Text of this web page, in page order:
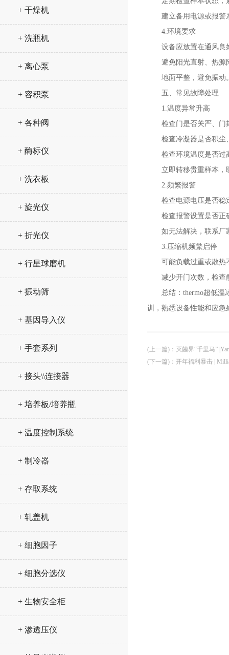
+ 干燥机
+ 洗瓶机
+ 离心泵
+ 容积泵
+ 各种阀
+ 酶标仪
+ 洗衣板
+ 旋光仪
+ 折光仪
+ 行星球磨机
+ 振动筛
+ 基因导入仪
+ 手套系列
+ 接头\\连接器
+ 培养板/培养瓶
+ 温度控制系统
+ 制冷器
+ 存取系统
+ 轧盖机
+ 细胞因子
+ 细胞分选仪
+ 生物安全柜
+ 渗透压仪
建立备用电源或报警
4.环境要求
设备应放置在通风良
避免阳光直射、热源
地面平整，避免振动
五、常见故障处理
1.温度异常升高
检查门是否关严、门
检查冷凝器是否积尘
检查环境温度是否过
立即转移贵重样本，
2.频繁报警
检查电源电压是否稳
检查报警设置是否正
如无法解决，联系厂
3.压缩机频繁启停
可能负载过重或散热
减少开门次数，检查
总结：thermo超低温冰
训，熟悉设备性能和应急
(上一篇) ： 灭菌界“千里马”
(下一篇) ： 开年福利暴击 |